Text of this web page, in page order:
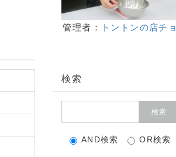
管理者： トントンの店チョ
検索
AND検索 OR検索